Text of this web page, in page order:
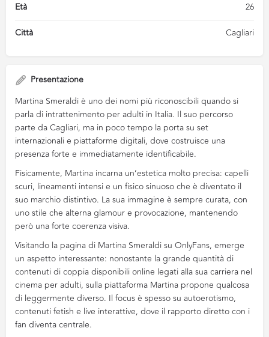
Età 26
Città Cagliari
Presentazione
Martina Smeraldi è uno dei nomi più riconoscibili quando si
parla di intrattenimento per adulti in Italia. Il suo percorso
parte da Cagliari, ma in poco tempo la porta su set
internazionali e piattaforme digitali, dove costruisce una
presenza forte e immediatamente identificabile.
Fisicamente, Martina incarna un’estetica molto precisa: capelli
scuri, lineamenti intensi e un fisico sinuoso che è diventato il
suo marchio distintivo. La sua immagine è sempre curata, con
uno stile che alterna glamour e provocazione, mantenendo
però una forte coerenza visiva.
Visitando la pagina di Martina Smeraldi su OnlyFans, emerge
un aspetto interessante: nonostante la grande quantità di
contenuti di coppia disponibili online legati alla sua carriera nel
cinema per adulti, sulla piattaforma Martina propone qualcosa
di leggermente diverso. Il focus è spesso su autoerotismo,
contenuti fetish e live interattive, dove il rapporto diretto con i
fan diventa centrale.